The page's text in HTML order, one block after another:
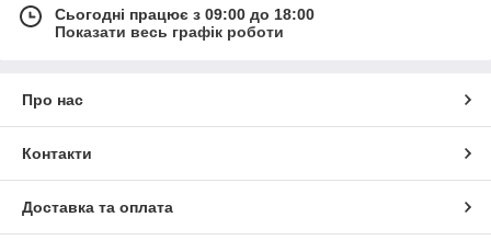
Сьогодні працює з 09:00 до 18:00
Показати весь графік роботи
Про нас
Контакти
Доставка та оплата